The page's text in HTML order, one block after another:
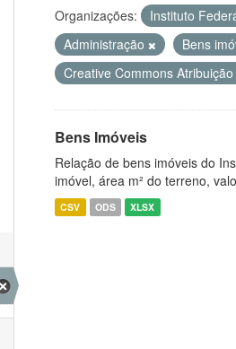
Organizações: Instituto
Administração
Bens
Creative Commons Atribuição
Bens Imóveis
Relação de bens imóveis do
imóvel, área m² do terreno,
CSV ODS XLSX